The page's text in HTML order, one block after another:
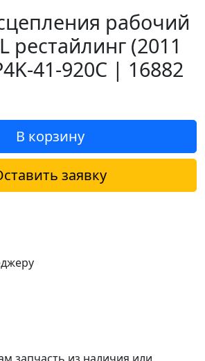
рабочий
рестайлинг (2011
41-920C | 16882
В корзину
заявку